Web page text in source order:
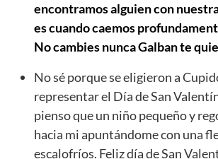
encontramos alguien con
es cuando caemos
No cambies nunca Galban te
No sé porque se eligieron a
representar el Día de San
pienso que un niño pequeño y
hacia mi apuntándome con una
escalofríos. Feliz día de San